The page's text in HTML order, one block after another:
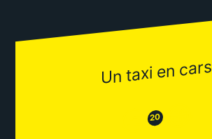
Un taxi en cars
😒 20 😂